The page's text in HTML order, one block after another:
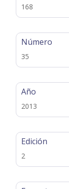
168
Número
35
Año
2013
Edición
2